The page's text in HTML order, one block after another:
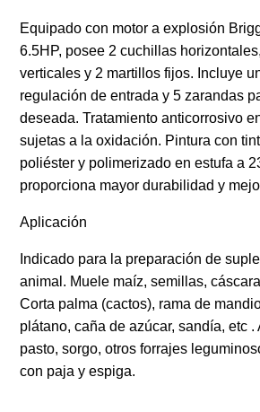
Equipado con motor a explosión
6.5HP, posee 2 cuchillas
verticales y 2 martillos fijos. Incluye
regulación de entrada y 5 zarandas
deseada. Tratamiento anticorrosivo
sujetas a la oxidación. Pintura con
poliéster y polimerizado en estufa a
proporciona mayor durabilidad y
Aplicación
Indicado para la preparación de
animal. Muele maíz, semillas,
Corta palma (cactos), rama de
plátano, caña de azúcar, sandía, etc
pasto, sorgo, otros forrajes
con paja y espiga.